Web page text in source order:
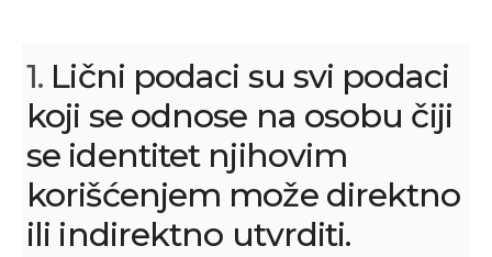
1. Lični podaci su svi podaci
koji se odnose na osobu čiji
se identitet njihovim
korišćenjem može direktno
ili indirektno utvrditi.